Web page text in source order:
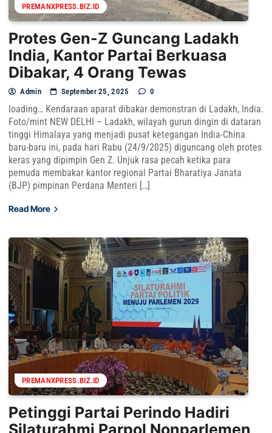
PREMANXPRESS.BIZ.ID
Protes Gen-Z Guncang Ladakh
India, Kantor Partai Berkuasa
Dibakar, 4 Orang Tewas
Admin September 25, 2025 0
loading… Kendaraan aparat dibakar demonstran di Ladakh, India.
Foto/mint NEW DELHI – Ladakh, wilayah gurun dingin di dataran
tinggi Himalaya yang menjadi pusat ketegangan India-China
baru-baru ini, pada hari Rabu (24/9/2025) diguncang oleh protes
keras yang dipimpin Gen Z. Unjuk rasa pecah ketika para
pemuda membakar kantor regional Partai Bharatiya Janata
(BJP) pimpinan Perdana Menteri […]
Read More
PREMANXPRESS.BIZ.ID
Petinggi Partai Perindo Hadiri
Silaturahmi Parpol Nonparlemen